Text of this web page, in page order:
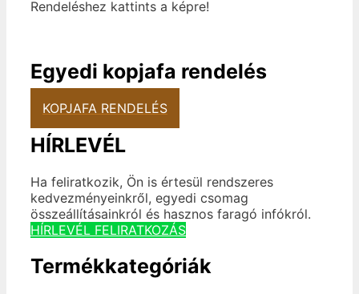
Rendeléshez kattints a képre!
Egyedi kopjafa rendelés
KOPJAFA RENDELÉS
HÍRLEVÉL
Ha feliratkozik, Ön is értesül rendszeres
kedvezményeinkről, egyedi csomag
összeállításainkról és hasznos faragó infókról.
HÍRLEVÉL FELIRATKOZÁS
Termékkategóriák